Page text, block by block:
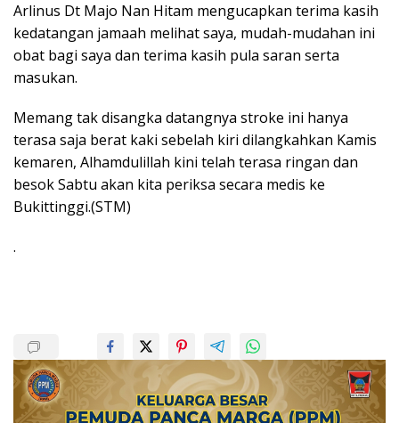
Arlinus Dt Majo Nan Hitam mengucapkan terima kasih
kedatangan jamaah melihat saya, mudah-mudahan ini
obat bagi saya dan terima kasih pula saran serta
masukan.
Memang tak disangka datangnya stroke ini hanya
terasa saja berat kaki sebelah kiri dilangkahkan Kamis
kemaren, Alhamdulillah kini telah terasa ringan dan
besok Sabtu akan kita periksa secara medis ke
Bukittinggi.(STM)
.